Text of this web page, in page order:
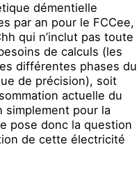
démentielle
par an pour le FCCee,
qui n’inclut pas toute
de calculs (les
différentes phases du
de précision), soit
actuelle du
simplement pour la
pose donc la question
de cette électricité